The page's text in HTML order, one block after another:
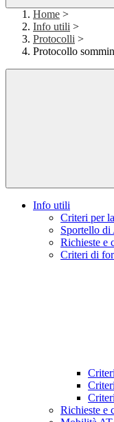
Home >
Info utili >
Protocolli >
Protocollo
Info utili
Criteri per
Sportello di
Richieste e
Criteri di
Richieste e